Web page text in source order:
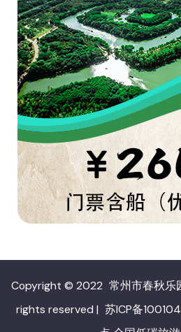
Copyright © 2022 常州市春秋乐
rights reserved | 苏ICP备